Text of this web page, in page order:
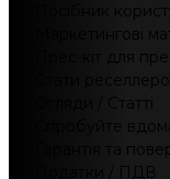
Посібник
Маркетингові
Прес-кіт для
Стати
Огляди / Статті
Спробуйте
Гарантія та
Податки / ПДВ